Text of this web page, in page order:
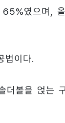
였으며,
법이다.
볼을 얹는